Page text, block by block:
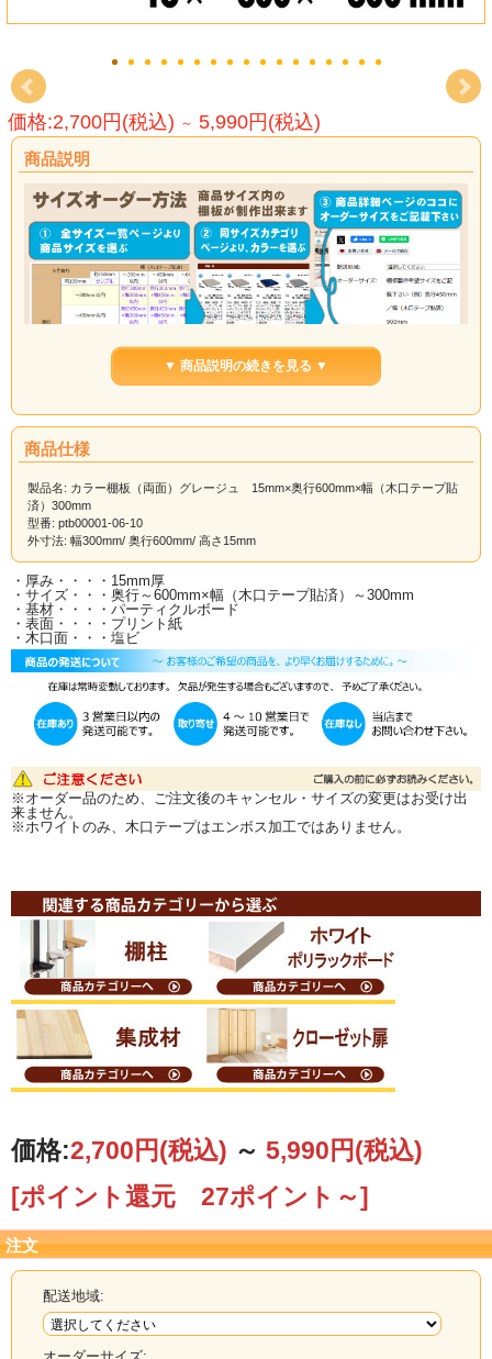
価格:2,700円(税込) ～ 5,990円(税込)
商品説明
▼ 商品説明の続きを見る ▼
商品仕様
製品名: カラー棚板（両面）グレージュ 15mm×奥行600mm×幅（木口テープ貼
済）300mm
型番: ptb00001-06-10
外寸法: 幅300mm/ 奥行600mm/ 高さ15mm
・厚み・・・・15mm厚
・サイズ・・・奥行～600mm×幅（木口テープ貼済）～300mm
・基材・・・・パーティクルボード
・表面・・・・プリント紙
・木口面・・・塩ビ
※オーダー品のため、ご注文後のキャンセル・サイズの変更はお受け出
来ません。
※ホワイトのみ、木口テープはエンボス加工ではありません。
価格:2,700円(税込) ～ 5,990円(税込)
[ポイント還元 27ポイント～]
注文
配送地域: